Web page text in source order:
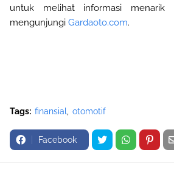
untuk melihat informasi menarik
mengunjungi Gardaoto.com.
Tags: finansial otomotif
Facebook